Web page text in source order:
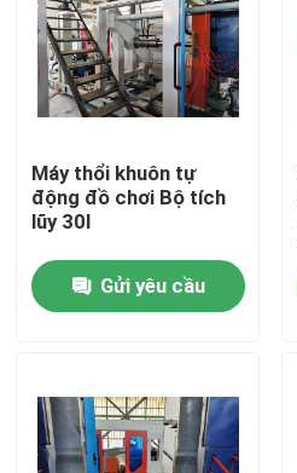
Nhà
Địa chỉ liên hệ
Máy thổi khuôn tự
động đồ chơi Bộ tích
lũy 30l
Gửi yêu cầu